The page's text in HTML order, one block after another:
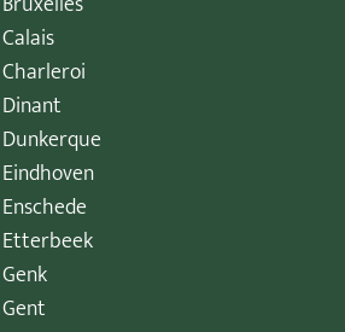
Calais
Charleroi
Dinant
Dunkerque
Eindhoven
Enschede
Etterbeek
Genk
Gent